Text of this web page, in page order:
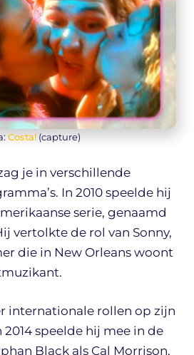
Costa!(capture)
je in verschillende
In 2010 speelde hij
serie, genaamd
vertolkte de rol van Sonny,
die in New Orleans woont
internationale rollen op zijn
2014 speelde hij mee in de
Black als Cal Morrison,